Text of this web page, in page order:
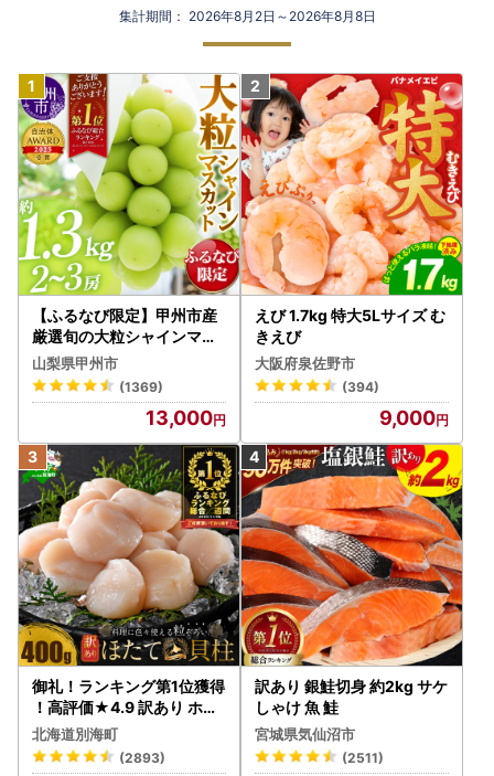
集計期間： 2026年8月2日～2026年8月8日
【ふるなび限定】甲州市産
厳選旬の大粒シャインマス
カット 約1.3kg 2～3房【2
026年発送】（MG）B12-
472 FN-Limited-VO シャ
インマスカット フルーツ
山梨県甲州市
(1369)
13,000
えび 1.7kg 特大5Lサイズ む
きえび
大阪府泉佐野市
(394)
9,000
御礼！ランキング第1位獲得
！高評価★4.9 訳あり ホタ
テ 400g（ほたて 帆立 貝柱
冷凍 ）
北海道別海町
(2893)
訳あり 銀鮭切身 約2kg サケ
しゃけ 魚 鮭
宮城県気仙沼市
(2511)